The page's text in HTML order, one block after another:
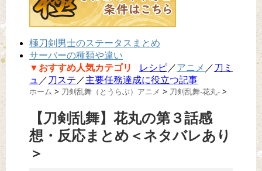
極刀剣男士のステータスまとめ
サーバーの種類や違い
▼おすすめ人気カテゴリ
レシピ／アニメ ／ 刀ミ
ュ ／ 刀ステ ／主要任務達成に役立つ記事
ホーム > 刀剣乱舞（とうらぶ）アニメ > 刀剣乱舞-花丸- >
【刀剣乱舞】花丸の第３話感
想・反応まとめ＜ネタバレあり
＞